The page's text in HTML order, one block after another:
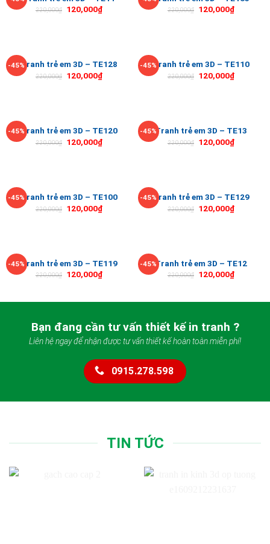
220,000₫ 120,000₫ 220,000₫ 120,000₫
-45%Tranh trẻ em 3D – TE128
220,000₫ 120,000₫
-45%Tranh trẻ em 3D – TE110
220,000₫ 120,000₫
-45%Tranh trẻ em 3D – TE120
220,000₫ 120,000₫
-45%Tranh trẻ em 3D – TE13
220,000₫ 120,000₫
-45%Tranh trẻ em 3D – TE100
220,000₫ 120,000₫
-45%Tranh trẻ em 3D – TE129
220,000₫ 120,000₫
-45%Tranh trẻ em 3D – TE119
220,000₫ 120,000₫
-45%Tranh trẻ em 3D – TE12
220,000₫ 120,000₫
Bạn đang cần tư vấn thiết kế in tranh ?
Liên hệ ngay để nhận được tư vấn thiết kế hoàn toàn miễn phí!
0915.278.598
TIN TỨC